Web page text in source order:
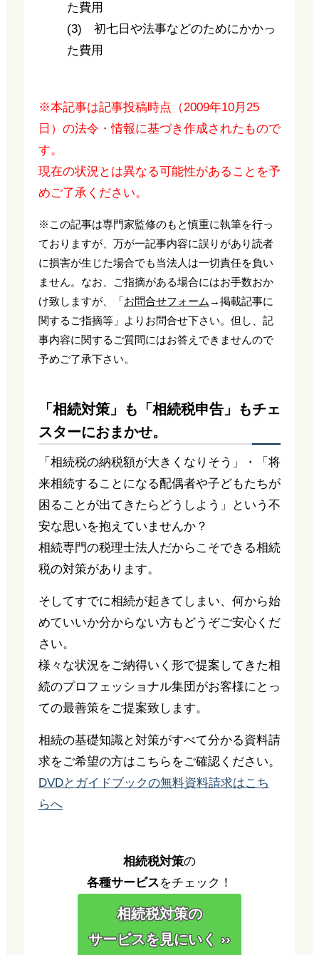
た費用
(3) 初七日や法事などのためにかかっ
た費用
※本記事は記事投稿時点（2009年10月25
日）の法令・情報に基づき作成されたもので
す。
現在の状況とは異なる可能性があることを予
めご了承ください。
※この記事は専門家監修のもと慎重に執筆を行っ
ておりますが、万が一記事内容に誤りがあり読者
に損害が生じた場合でも当法人は一切責任を負い
ません。なお、ご指摘がある場合にはお手数おか
け致しますが、「お問合せフォーム →掲載記事に
関するご指摘等」よりお問合せ下さい。但し、記
事内容に関するご質問にはお答えできませんので
予めご了承下さい。
「相続対策」も「相続税申告」もチェ
スターにおまかせ。
「相続税の納税額が大きくなりそう」・「将
来相続することになる配偶者や子どもたちが
困ることが出てきたらどうしよう」という不
安な思いを抱えていませんか？
相続専門の税理士法人だからこそできる相続
税の対策があります。
そしてすでに相続が起きてしまい、何から始
めていいか分からない方もどうぞご安心くだ
さい。
様々な状況をご納得いく形で提案してきた相
続のプロフェッショナル集団がお客様にとっ
ての最善策をご提案致します。
相続の基礎知識と対策がすべて分かる資料請
求をご希望の方はこちらをご確認ください。
DVDとガイドブックの無料資料請求はこち
らへ
相続税対策の
各種サービスをチェック！
相続税対策の
サービスを見にいく ››